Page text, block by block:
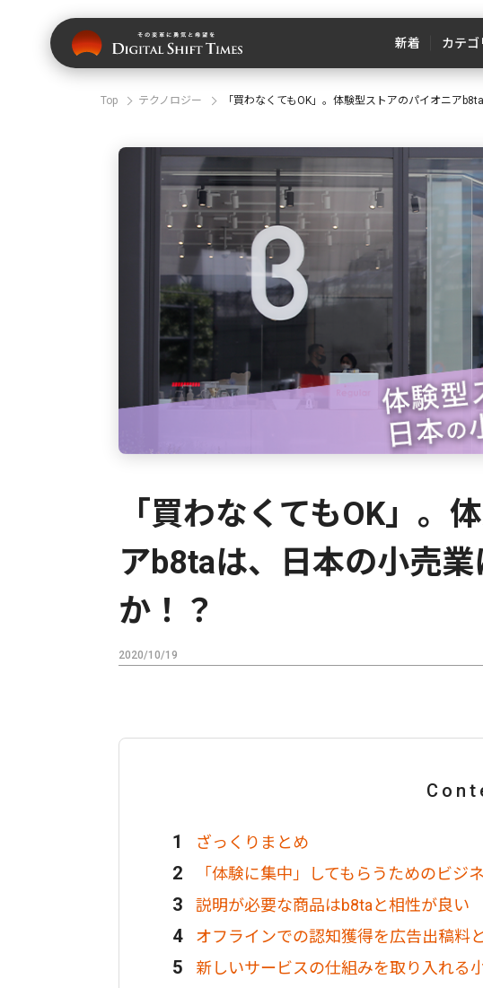
新着 カテゴ
Top テクノロジー 「買わなくてもOK」。体験型ストアのパイオニア
「買わなくてもOK」。
アb8taは、日本の小売
か！？
2020/10/19
ざっくりまとめ
「体験に集中」してもらうためのビジ
説明が必要な商品はb8taと相性が良い
オフラインでの認知獲得を広告出稿料
新しいサービスの仕組みを取り入れる